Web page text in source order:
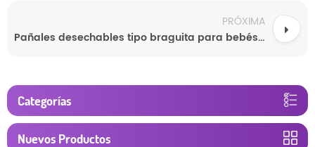
PRÓXIMA
Pañales desechables tipo braguita para bebés, marca privada, OEM/ODM, venta al por mayor
Categorías
Nuevos Productos